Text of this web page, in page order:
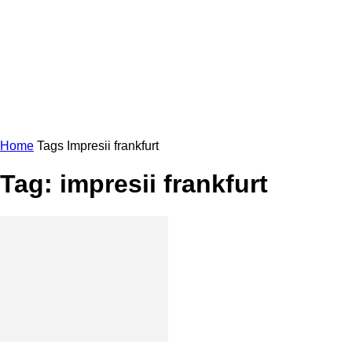
Home Tags Impresii frankfurt
Tag: impresii frankfurt